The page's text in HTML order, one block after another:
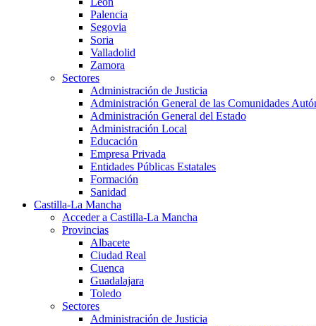
Palencia
Segovia
Soria
Valladolid
Zamora
Sectores
Administración de Justicia
Administración General de las Comunidades
Administración General del Estado
Administración Local
Educación
Empresa Privada
Entidades Públicas Estatales
Formación
Sanidad
Castilla-La Mancha
Acceder a Castilla-La Mancha
Provincias
Albacete
Ciudad Real
Cuenca
Guadalajara
Toledo
Sectores
Administración de Justicia